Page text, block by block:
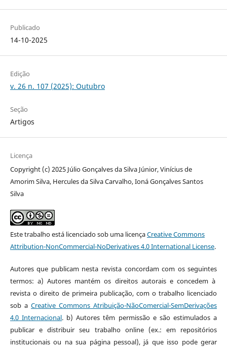
Publicado
14-10-2025
Edição
v. 26 n. 107 (2025): Outubro
Seção
Artigos
Licença
Copyright (c) 2025 Júlio Gonçalves da Silva Júnior, Vinícius de
Amorim Silva, Hercules da Silva Carvalho, Ioná Gonçalves Santos
Silva
Este trabalho está licenciado sob uma licençaCreative Commons
Attribution-NonCommercial-NoDerivatives 4.0 International License.
Autores que publicam nesta revista concordam com os seguintes
termos: a) Autores mantém os direitos autorais e concedem à
revista o direito de primeira publicação, com o trabalho licenciado
sob a Creative Commons Atribuição-NãoComercial-SemDerivações
4.0 Internacional. b) Autores têm permissão e são estimulados a
publicar e distribuir seu trabalho online (ex.: em repositórios
institucionais ou na sua página pessoal), já que isso pode gerar